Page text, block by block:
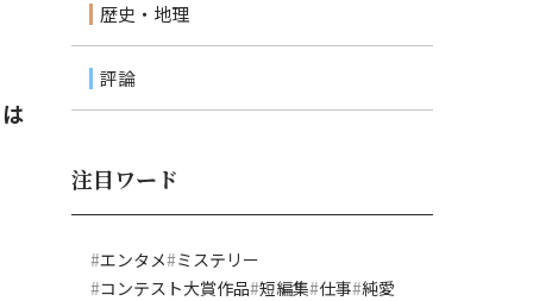
歴史・地理
評論
注目ワード
エンタメ ミステリー
コンテスト大賞作品 短編集 仕事 純愛